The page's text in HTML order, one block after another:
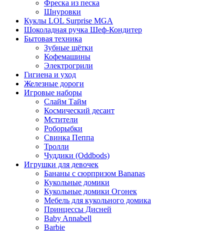
Фреска из песка
Шнуровки
Куклы LOL Surprise MGA
Шоколадная ручка Шеф-Кондитер
Бытовая техника
Зубные щётки
Кофемашины
Электрогрили
Гигиена и уход
Железные дороги
Игровые наборы
Слайм Тайм
Космический десант
Мстители
Роборыбки
Свинка Пеппа
Тролли
Чуддики (Oddbods)
Игрушки для девочек
Бананы с сюрпризом Bananas
Кукольные домики
Кукольные домики Огонек
Мебель для кукольного домика
Принцессы Дисней
Baby Annabell
Barbie